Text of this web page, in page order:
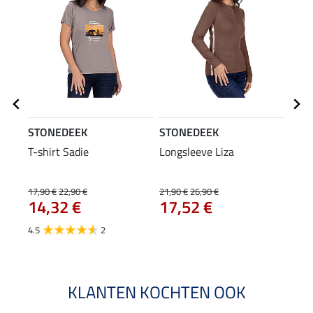
STONEDEEK
T-shirt Sadie
17,90 €22,90 €
14,32 €
4.5 2
STONEDEEK
Longsleeve Liza
21,90 €26,90 €
17,52 €
KLANTEN KOCHTEN OOK